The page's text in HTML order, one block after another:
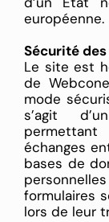
européenne.
Sécurité
Le site est
de
mode
s’agit
échanges
bases de
formulaires
lors de leur